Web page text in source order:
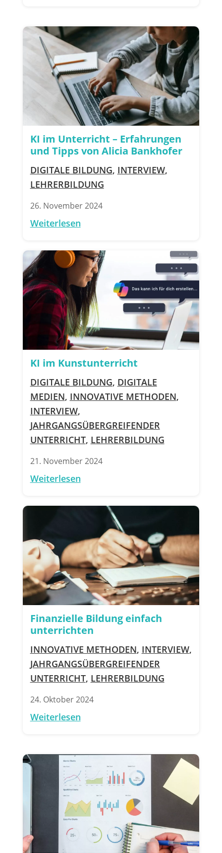
KI im Unterricht – Erfahrungen
und Tipps von Alicia Bankhofer
DIGITALE BILDUNG, INTERVIEW,
LEHRERBILDUNG
26. November 2024
Weiterlesen
KI im Kunstunterricht
DIGITALE BILDUNG, DIGITALE
MEDIEN, INNOVATIVE METHODEN,
INTERVIEW,
JAHRGANGSÜBERGREIFENDER
UNTERRICHT, LEHRERBILDUNG
21. November 2024
Weiterlesen
Finanzielle Bildung einfach
unterrichten
INNOVATIVE METHODEN, INTERVIEW,
JAHRGANGSÜBERGREIFENDER
UNTERRICHT, LEHRERBILDUNG
24. Oktober 2024
Weiterlesen